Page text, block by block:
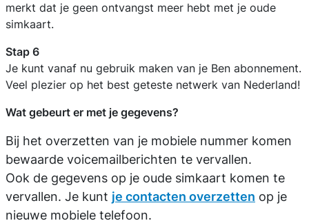
merkt dat je geen ontvangst meer hebt met je oude
simkaart.
Stap 6
Je kunt vanaf nu gebruik maken van je Ben abonnement.
Veel plezier op het best geteste netwerk van Nederland!
Wat gebeurt er met je gegevens?
Bij het overzetten van je mobiele nummer komen
bewaarde voicemailberichten te vervallen.
Ook de gegevens op je oude simkaart komen te
vervallen. Je kunt je contacten overzetten op je
nieuwe mobiele telefoon.